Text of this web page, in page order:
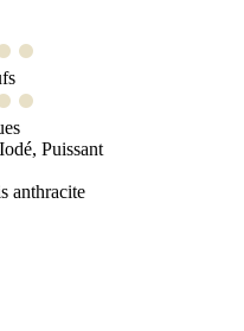
Puissant
anthracite